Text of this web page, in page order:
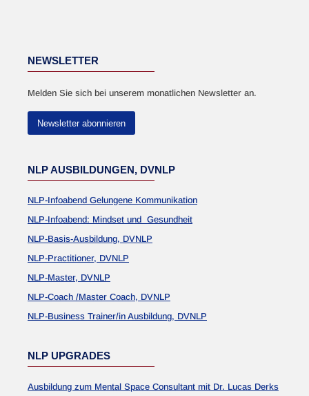
NEWSLETTER
Melden Sie sich bei unserem monatlichen Newsletter an.
Newsletter abonnieren
NLP AUSBILDUNGEN, DVNLP
NLP-Infoabend Gelungene Kommunikation
NLP-Infoabend: Mindset und Gesundheit
NLP-Basis-Ausbildung, DVNLP
NLP-Practitioner, DVNLP
NLP-Master, DVNLP
NLP-Coach /Master Coach, DVNLP
NLP-Business Trainer/in Ausbildung, DVNLP
NLP UPGRADES
Ausbildung zum Mental Space Consultant mit Dr. Lucas Derks